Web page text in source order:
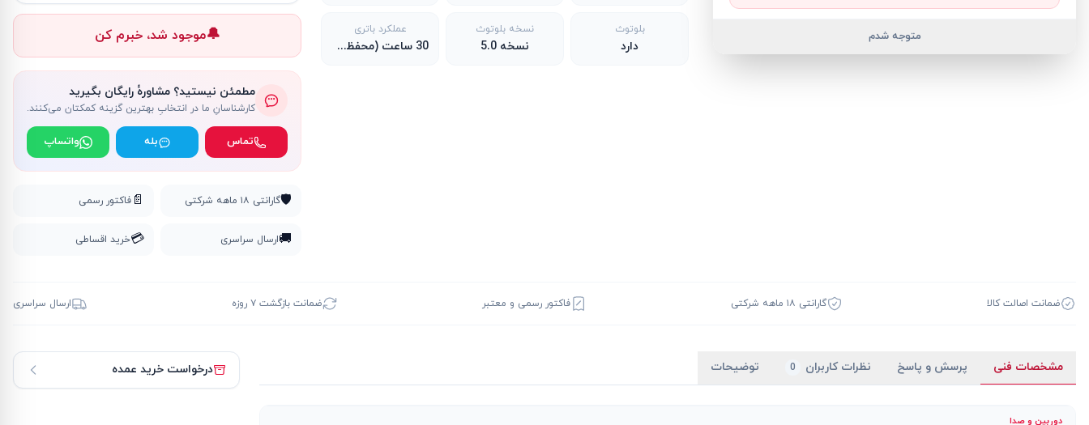
🔔موجود شد، خبرم کن
مطمئن نیستید؟ مشاورهٔ رایگان بگیرید
کارشناسانِ ما در انتخابِ بهترین گزینه کمکتان می‌کنند.
تماس بله واتساپ
🛡️گارانتی ۱۸ ماهه شرکتی 📄 فاکتور رسمی
🚚ارسال سراسری 💳خرید اقساطی
بلوتوث
دارد
نسخه بلوتوث
نسخه 5.0
عملکرد باتری
30 ساعت (محفظه شارژ)
ضمانت اصالت کالا گارانتی ۱۸ ماهه شرکتی فاکتور رسمی و معتبر ضمانت بازگشت ۷ روزه ارسال سراسری
مشخصات فنی پرسش و پاسخ نظرات کاربران 0 توضیحات
دوربین و صدا
درخواست خرید عمده
متوجه شدم